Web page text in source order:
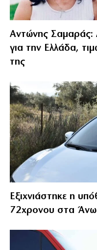
Αντώνης Σαμαράς:
για την Ελλάδα,
της
Εξιχνιάστηκε η
72χρονου στα Άνω